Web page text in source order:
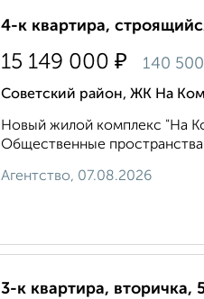
4-к квартира,
15 149 000 ₽ 140 500
Советский район, ЖК На
Новый жилой комплекс "На
Общественные
Агентство, 07.08.2026
3-к квартира, вторичка,